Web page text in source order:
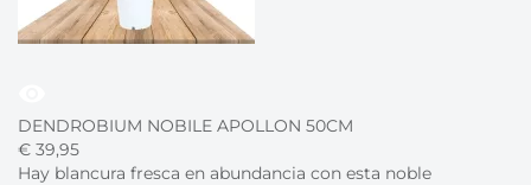
DENDROBIUM NOBILE APOLLON 50CM
€ 39,95
Hay blancura fresca en abundancia con esta noble